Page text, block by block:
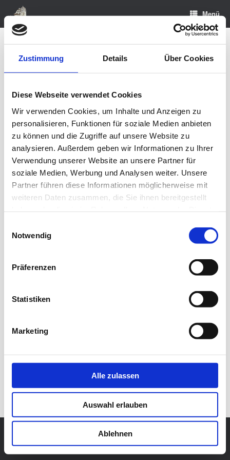
Zustimmung Details Über Cookies
Diese Webseite verwendet Cookies
Wir verwenden Cookies, um Inhalte und Anzeigen zu
personalisieren, Funktionen für soziale Medien anbieten
zu können und die Zugriffe auf unsere Website zu
analysieren. Außerdem geben wir Informationen zu Ihrer
Verwendung unserer Website an unsere Partner für
soziale Medien, Werbung und Analysen weiter. Unsere
Partner führen diese Informationen möglicherweise mit
weiteren Daten zusammen, die Sie ihnen bereitgestellt
Notwendig
Präferenzen
Statistiken
Marketing
Alle zulassen
Auswahl erlauben
Ablehnen
Inhalt
springen
Menü
Startseite»Solmser Schloss
Solmser Schloss
.
Geschichte▸
Sanierung ▸